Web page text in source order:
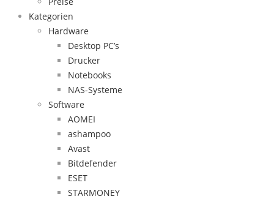
Kategorien
Hardware
Desktop PC’s
Drucker
Notebooks
NAS-Systeme
Software
AOMEI
ashampoo
Avast
Bitdefender
ESET
STARMONEY